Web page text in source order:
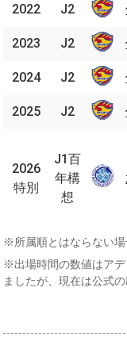
2022
2023
2024
2025
2026
特別
百
年
2022 J2
2023 J2
2024 J2
2025 J2
2026
特別
J1百
年構
想
※所属順とはならない場
※出場時間の数値はア
ましたが、現在は公式